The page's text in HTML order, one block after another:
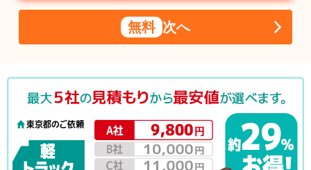
無料 次へ